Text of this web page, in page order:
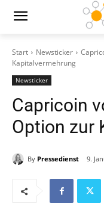
Start Newsticker
Kapitalvermehrung
Newsticker
Capricoin
Option zur
By Pressedienst 9.